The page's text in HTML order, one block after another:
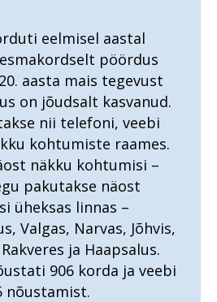
Südametunnistuse poolel
väärtustatakse kogemust
Erikonsultandi eripalgeline töö
Rahvusvaheline koostöö
numbrites 2023
Im memoriam Alar Kirs
Suure kahjuga
majanduskuritegevus
Tervislikel põhjustel
menetlusest vabastamine –
puutumatud
kriminaalmenetluses?
Vahistamine ja
konfiskeerimine
Viru ringkonnaprokuratuur
aastal 2022
pandeemia peatamiseks
Suure kahjuga
majanduskuritegevus
Süüdistusosakond aastal
2021
hakkajast praktikandist
kogemustega
ringkonnaprokuröriks.
Intervjuu Liisa Nuudiga
Tugevatoimelised uimastid
Vahistamine ja
konfiskeerimine
eelmisel aastal
pöördus
aasta mais tegevust
on jõudsalt kasvanud.
nii telefoni, veebi
kohtumiste raames.
näkku kohtumisi –
pakutakse näost
üheksas linnas –
Valgas, Narvas, Jõhvis,
ja Haapsalus.
906 korda ja veebi
nõustamist.